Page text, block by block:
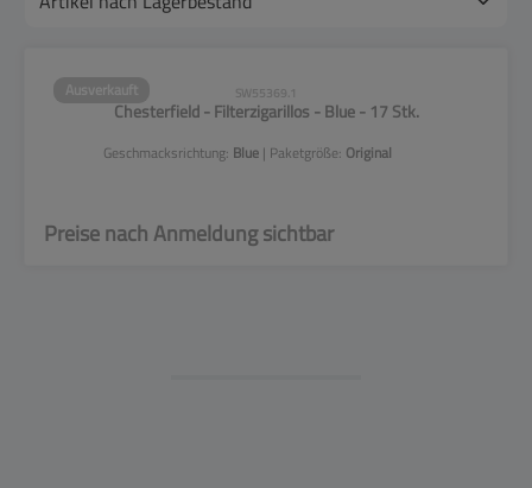
SW55369.1
Chesterfield - Filterzigarillos - Blue - 17 Stk.
Geschmacksrichtung: Blue | Paketgröße: Original
Preise nach Anmeldung sichtbar